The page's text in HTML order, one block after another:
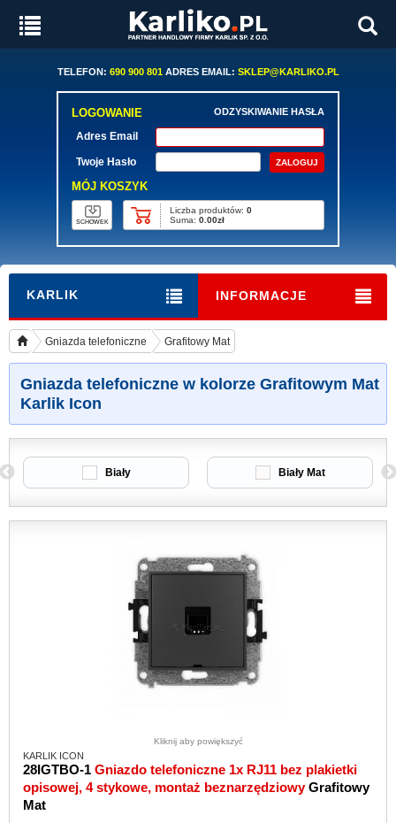
TELEFON: 690 900 801ADRES EMAIL: SKLEP@KARLIKO.PL
LOGOWANIE ODZYSKIWANIE HASŁA
Adres Email
Twoje Hasło
MÓJ KOSZYK
SCHOWEK
Liczba produktów: 0
Suma: 0.00zł
KARLIK INFORMACJE
Gniazda telefoniczne Grafitowy Mat
Gniazda telefoniczne w kolorze Grafitowym Mat
Karlik Icon
Biały Biały Mat
Kliknij aby powiększyć
KARLIK ICON
28IGTBO-1 Gniazdo telefoniczne 1x RJ11 bez plakietki
opisowej, 4 stykowe, montaż beznarzędziowyGrafitowy
Mat